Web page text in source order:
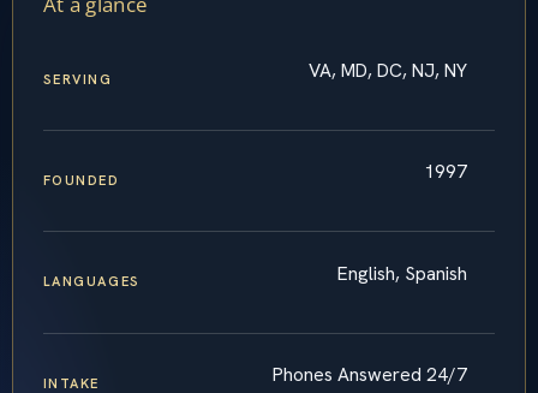
SERVING VA, MD, DC, NJ, NY
FOUNDED 1997
LANGUAGES English, Spanish
INTAKE Phones Answered 24/7